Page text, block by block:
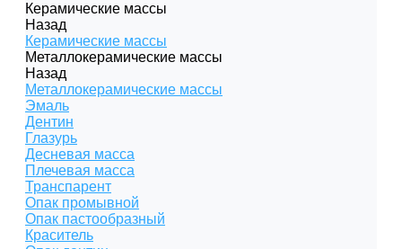
Керамические массы
Назад
Керамические массы
Металлокерамические массы
Назад
Металлокерамические массы
Эмаль
Дентин
Глазурь
Десневая масса
Плечевая масса
Транспарент
Опак промывной
Опак пастообразный
Краситель